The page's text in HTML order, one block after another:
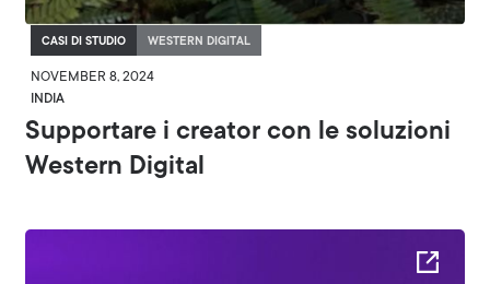
CASI DI STUDIO WESTERN DIGITAL
NOVEMBER 8, 2024
INDIA
Supportare i creator con le soluzioni
Western Digital